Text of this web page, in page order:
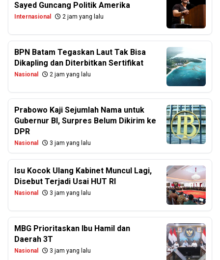
Sayed Guncang Politik Amerika
Internasional 2 jam yang lalu
BPN Batam Tegaskan Laut Tak Bisa
Dikapling dan Diterbitkan Sertifikat
Nasional 2 jam yang lalu
Prabowo Kaji Sejumlah Nama untuk
Gubernur BI, Surpres Belum Dikirim ke
DPR
Nasional 3 jam yang lalu
Isu Kocok Ulang Kabinet Muncul Lagi,
Disebut Terjadi Usai HUT RI
Nasional 3 jam yang lalu
MBG Prioritaskan Ibu Hamil dan
Daerah 3T
Nasional 3 jam yang lalu